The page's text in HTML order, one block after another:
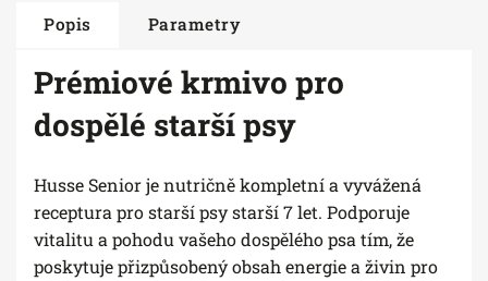
Popis Parametry
Prémiové krmivo pro
dospělé starší psy
Husse Senior je nutričně kompletní a vyvážená
receptura pro starší psy starší 7 let. Podporuje
vitalitu a pohodu vašeho dospělého psa tím, že
poskytuje přizpůsobený obsah energie a živin pro